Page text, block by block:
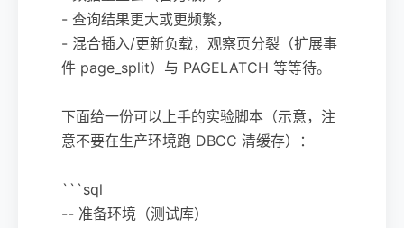
- 查询结果更大或更频繁，
- 混合插入/更新负载，观察页分裂（扩展事
件 page_split）与 PAGELATCH 等等待。
下面给一份可以上手的实验脚本（示意，注
意不要在生产环境跑 DBCC 清缓存）：
```sql
-- 准备环境（测试库）